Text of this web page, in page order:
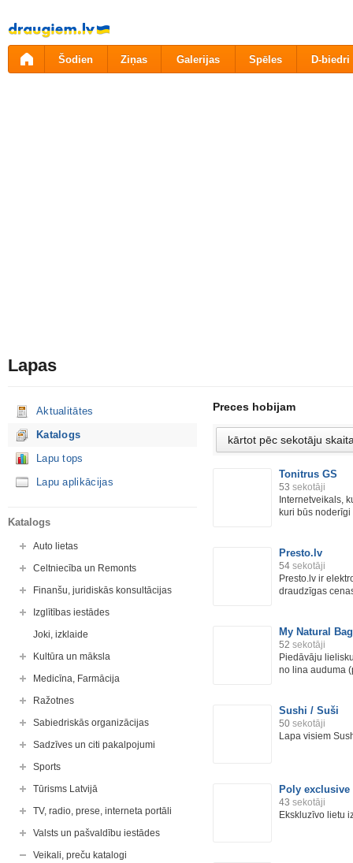
Pāriet
uz
saturu
Šodien Ziņas Galerijas Spēles D-biedri
Lapas
Aktualitātes
Katalogs
Lapu tops
Lapu aplikācijas
Katalogs
Auto lietas
Celtniecība un Remonts
Finanšu, juridiskās konsultācijas
Izglītības iestādes
Joki, izklaide
Kultūra un māksla
Medicīna, Farmācija
Ražotnes
Sabiedriskās organizācijas
Sadzīves un citi pakalpojumi
Sports
Tūrisms Latvijā
TV, radio, prese, interneta portāli
Valsts un pašvaldību iestādes
Veikali, preču katalogi
Preces hobijam
Tonitrus GS
53 sekotāji
Internetveikals,
kuri būs noderīgi
Presto.lv
54 sekotāji
Presto.lv ir
draudzīgas
My Natural Bag
52 sekotāji
Piedāvāju
no lina auduma
Sushi / Suši
50 sekotāji
Lapa visiem
Poly exclusive
43 sekotāji
Ekskluzīvo lietu